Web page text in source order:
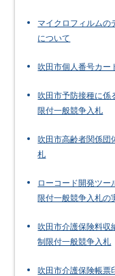
マイクロフィルムの
について
吹田市個人番号カー
吹田市予防接種に係
限付一般競争入札
吹田市高齢者関係団
札
ローコード開発ツー
限付一般競争入札の
吹田市介護保険料収
制限付一般競争入札
吹田市介護保険帳票